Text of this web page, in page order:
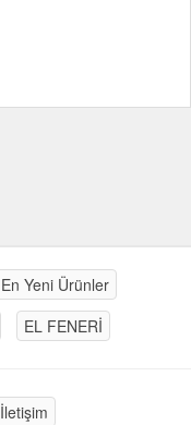
En Yeni Ürünler
EL FENERİ
İletişim